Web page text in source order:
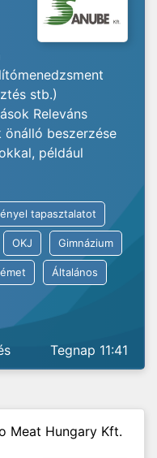
stb.)
Releváns
önálló beszerzése
például
tapasztalatot
OKJ Gimnázium
Általános
Tegnap 11:41
Meat Hungary Kft.